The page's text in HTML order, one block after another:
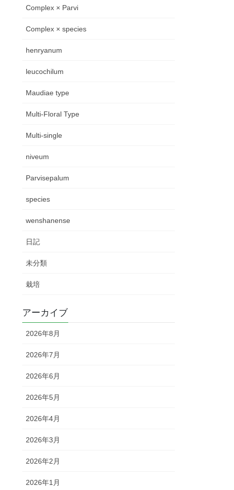
Complex × Parvi
Complex × species
henryanum
leucochilum
Maudiae type
Multi-Floral Type
Multi-single
niveum
Parvisepalum
species
wenshanense
日記
未分類
栽培
アーカイブ
2026年8月
2026年7月
2026年6月
2026年5月
2026年4月
2026年3月
2026年2月
2026年1月